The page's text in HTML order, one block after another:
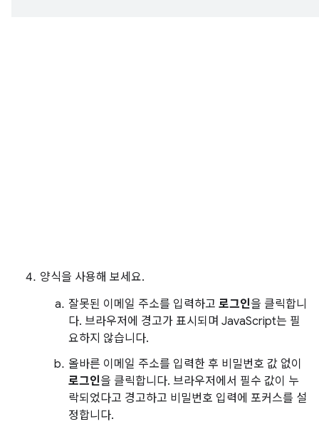
양식을 사용해 보세요.
잘못된 이메일 주소를 입력하고 로그인을 클릭합니
다. 브라우저에 경고가 표시되며 JavaScript는 필
요하지 않습니다.
올바른 이메일 주소를 입력한 후 비밀번호 값 없이
로그인을 클릭합니다. 브라우저에서 필수 값이 누
락되었다고 경고하고 비밀번호 입력에 포커스를 설
정합니다.